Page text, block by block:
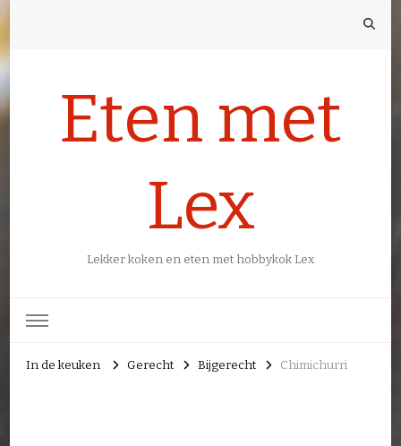
Eten met
Lex
Lekker koken en eten met hobbykok Lex
In de keuken Gerecht Bijgerecht Chimichurri